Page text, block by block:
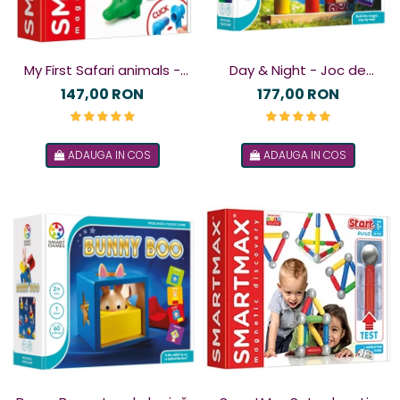
My First Safari animals -
Joc magnetic
147,00 RON
ADAUGA IN COS
Day & Night - Joc de
logică
177,00 RON
ADAUGA IN COS